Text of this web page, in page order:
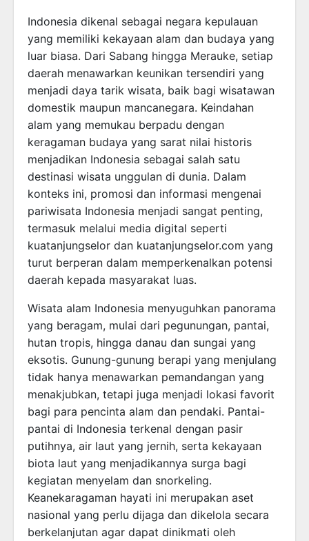
Indonesia dikenal sebagai negara kepulauan
yang memiliki kekayaan alam dan budaya yang
luar biasa. Dari Sabang hingga Merauke, setiap
daerah menawarkan keunikan tersendiri yang
menjadi daya tarik wisata, baik bagi wisatawan
domestik maupun mancanegara. Keindahan
alam yang memukau berpadu dengan
keragaman budaya yang sarat nilai historis
menjadikan Indonesia sebagai salah satu
destinasi wisata unggulan di dunia. Dalam
konteks ini, promosi dan informasi mengenai
pariwisata Indonesia menjadi sangat penting,
termasuk melalui media digital seperti
kuatanjungselor dan kuatanjungselor.com yang
turut berperan dalam memperkenalkan potensi
daerah kepada masyarakat luas.
Wisata alam Indonesia menyuguhkan panorama
yang beragam, mulai dari pegunungan, pantai,
hutan tropis, hingga danau dan sungai yang
eksotis. Gunung-gunung berapi yang menjulang
tidak hanya menawarkan pemandangan yang
menakjubkan, tetapi juga menjadi lokasi favorit
bagi para pencinta alam dan pendaki. Pantai-
pantai di Indonesia terkenal dengan pasir
putihnya, air laut yang jernih, serta kekayaan
biota laut yang menjadikannya surga bagi
kegiatan menyelam dan snorkeling.
Keanekaragaman hayati ini merupakan aset
nasional yang perlu dijaga dan dikelola secara
berkelanjutan agar dapat dinikmati oleh